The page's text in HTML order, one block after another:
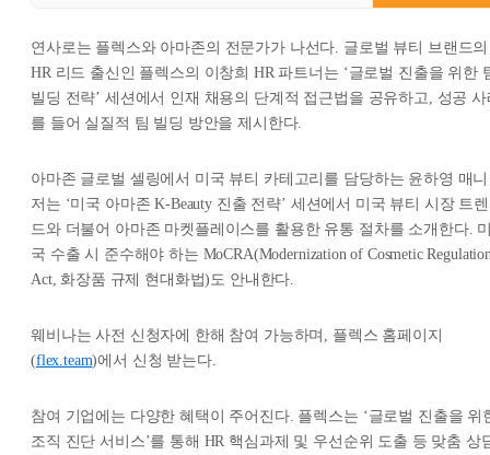
연사로는 플렉스와 아마존의 전문가가 나선다. 글로벌 뷰티 브랜드의
HR 리드 출신인 플렉스의 이창희 HR 파트너는 ‘글로벌 진출을 위한
빌딩 전략’ 세션에서 인재 채용의 단계적 접근법을 공유하고, 성공 사
를 들어 실질적 팀 빌딩 방안을 제시한다.
아마존 글로벌 셀링에서 미국 뷰티 카테고리를 담당하는 윤하영 매니
저는 ‘미국 아마존 K-Beauty 진출 전략’ 세션에서 미국 뷰티 시장 트렌
드와 더불어 아마존 마켓플레이스를 활용한 유통 절차를 소개한다.
국 수출 시 준수해야 하는 MoCRA(Modernization of Cosmetic
Act, 화장품 규제 현대화법)도 안내한다.
웨비나는 사전 신청자에 한해 참여 가능하며, 플렉스 홈페이지
(flex.team)에서 신청 받는다.
참여 기업에는 다양한 혜택이 주어진다. 플렉스는 ‘글로벌 진출을 위
조직 진단 서비스’를 통해 HR 핵심과제 및 우선순위 도출 등 맞춤 상